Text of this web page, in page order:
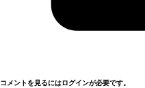
コメントを見るにはログインが必要です。